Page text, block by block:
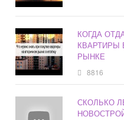
КОГДА
КВАРТИРЫ
РЫНКЕ
8816
СКОЛЬКО